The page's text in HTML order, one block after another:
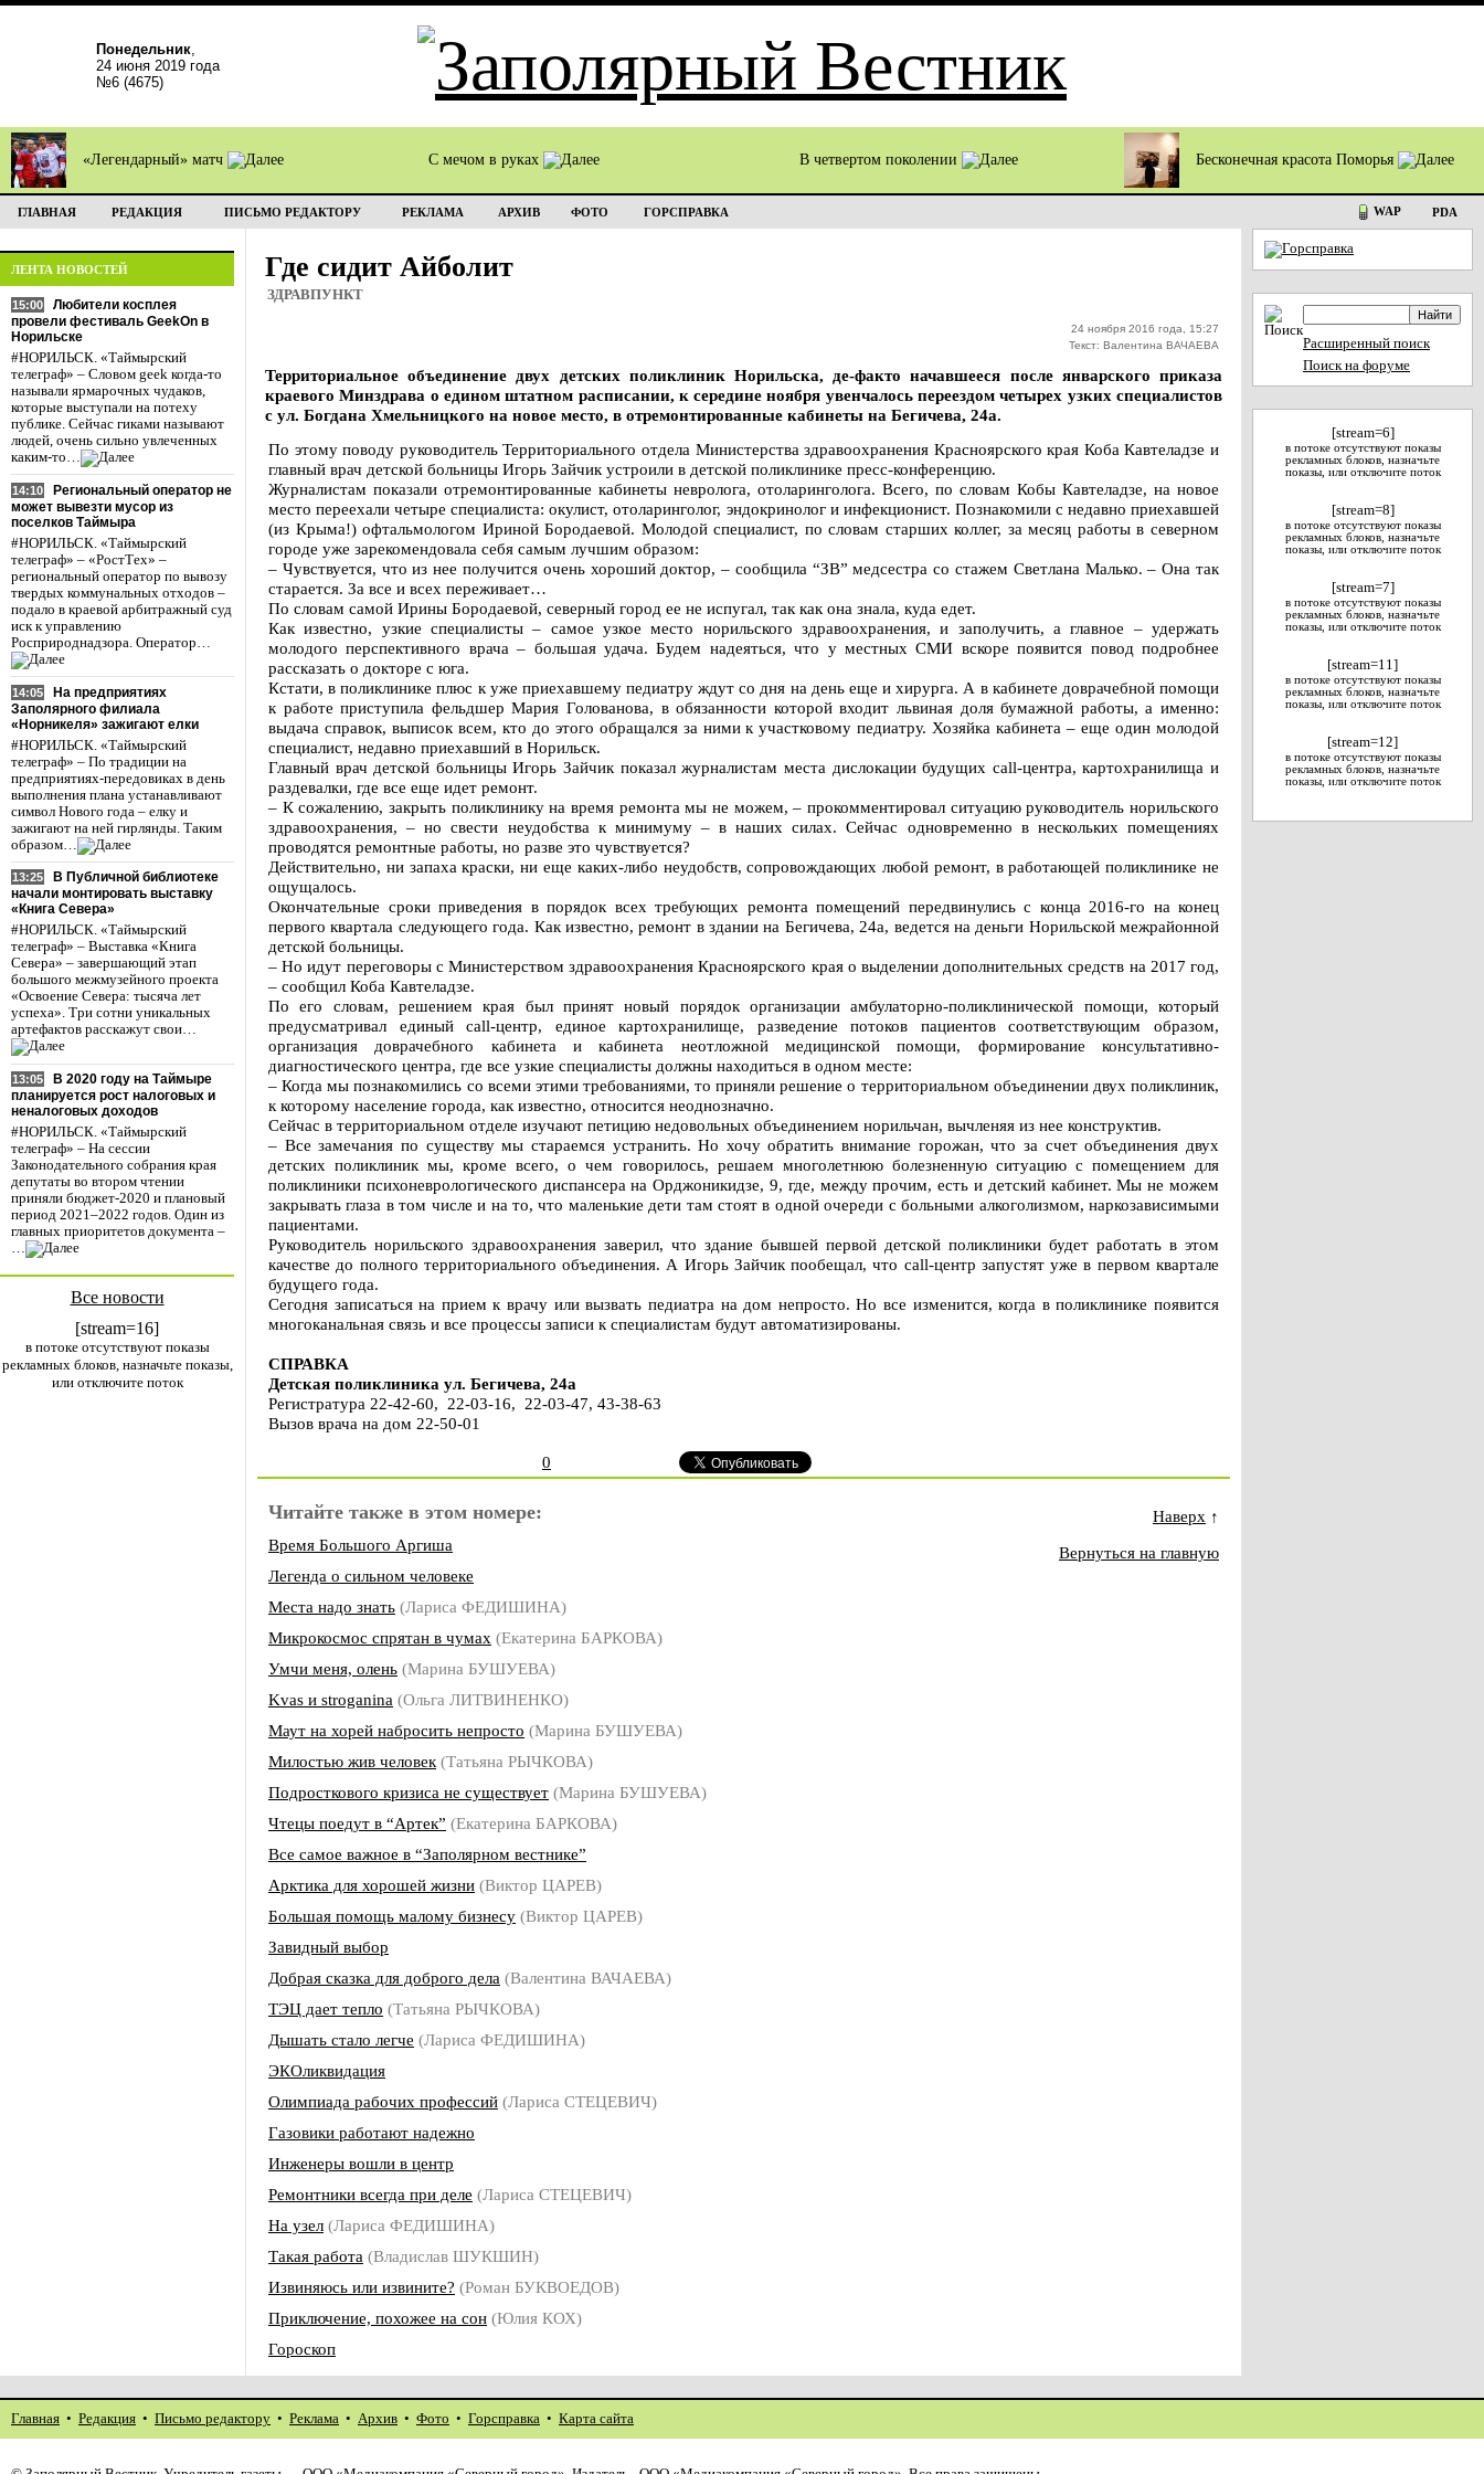
Понедельник,
24 июня 2019 года
№6 (4675)
«Легендарный» матч С мечом в руках В четвертом поколении Бесконечная красота Поморья
ГЛАВНАЯ РЕДАКЦИЯ ПИСЬМО РЕДАКТОРУ РЕКЛАМА АРХИВ ФОТО ГОРСПРАВКА WAP PDA
ЛЕНТА НОВОСТЕЙ
15:00
Любители косплея
провели фестиваль GeekOn в
Норильске
#НОРИЛЬСК. «Таймырский
телеграф» – Словом geek когда-то
называли ярмарочных чудаков,
которые выступали на потеху
публике. Сейчас гиками называют
людей, очень сильно увлеченных
каким-то…
14:10
Региональный оператор не
может вывезти мусор из
поселков Таймыра
#НОРИЛЬСК. «Таймырский
телеграф» – «РостТех» –
региональный оператор по вывозу
твердых коммунальных отходов –
подало в краевой арбитражный суд
иск к управлению
Росприроднадзора. Оператор…
14:05
На предприятиях
Заполярного филиала
«Норникеля» зажигают елки
#НОРИЛЬСК. «Таймырский
телеграф» – По традиции на
предприятиях-передовиках в день
выполнения плана устанавливают
символ Нового года – елку и
зажигают на ней гирлянды. Таким
образом…
13:25
В Публичной библиотеке
начали монтировать выставку
«Книга Севера»
#НОРИЛЬСК. «Таймырский
телеграф» – Выставка «Книга
Севера» – завершающий этап
большого межмузейного проекта
«Освоение Севера: тысяча лет
успеха». Три сотни уникальных
артефактов расскажут свои…
13:05
В 2020 году на Таймыре
планируется рост налоговых и
неналоговых доходов
#НОРИЛЬСК. «Таймырский
телеграф» – На сессии
Законодательного собрания края
депутаты во втором чтении
приняли бюджет-2020 и плановый
период 2021–2022 годов. Один из
главных приоритетов документа –
…
Все новости
[stream=16]
в потоке отсутствуют показы
рекламных блоков, назначьте показы,
или отключите поток
Где сидит Айболит
ЗДРАВПУНКТ
24 ноября 2016 года, 15:27
Текст: Валентина ВАЧАЕВА
Территориальное объединение двух детских поликлиник Норильска, де-факто начавшееся после январского приказа
краевого Минздрава о едином штатном расписании, к середине ноября увенчалось переездом четырех узких специалистов
с ул. Богдана Хмельницкого на новое место, в отремонтированные кабинеты на Бегичева, 24а.
По этому поводу руководитель Территориального отдела Министерства здравоохранения Красноярского края Коба Кавтеладзе и
главный врач детской больницы Игорь Зайчик устроили в детской поликлинике пресс-конференцию.
Журналистам показали отремонтированные кабинеты невролога, отоларинголога. Всего, по словам Кобы Кавтеладзе, на новое
место переехали четыре специалиста: окулист, отоларинголог, эндокринолог и инфекционист. Познакомили с недавно приехавшей
(из Крыма!) офтальмологом Ириной Бородаевой. Молодой специалист, по словам старших коллег, за месяц работы в северном
городе уже зарекомендовала себя самым лучшим образом:
– Чувствуется, что из нее получится очень хороший доктор, – сообщила “ЗВ” медсестра со стажем Светлана Малько. – Она так
старается. За все и всех переживает…
По словам самой Ирины Бородаевой, северный город ее не испугал, так как она знала, куда едет.
Как известно, узкие специалисты – самое узкое место норильского здравоохранения, и заполучить, а главное – удержать
молодого перспективного врача – большая удача. Будем надеяться, что у местных СМИ вскоре появится повод подробнее
рассказать о докторе с юга.
Кстати, в поликлинике плюс к уже приехавшему педиатру ждут со дня на день еще и хирурга. А в кабинете доврачебной помощи
к работе приступила фельдшер Мария Голованова, в обязанности которой входит львиная доля бумажной работы, а именно:
выдача справок, выписок всем, кто до этого обращался за ними к участковому педиатру. Хозяйка кабинета – еще один молодой
специалист, недавно приехавший в Норильск.
Главный врач детской больницы Игорь Зайчик показал журналистам места дислокации будущих call-центра, картохранилища и
раздевалки, где все еще идет ремонт.
– К сожалению, закрыть поликлинику на время ремонта мы не можем, – прокомментировал ситуацию руководитель норильского
здравоохранения, – но свести неудобства к минимуму – в наших силах. Сейчас одновременно в нескольких помещениях
проводятся ремонтные работы, но разве это чувствуется?
Действительно, ни запаха краски, ни еще каких-либо неудобств, сопровождающих любой ремонт, в работающей поликлинике не
ощущалось.
Окончательные сроки приведения в порядок всех требующих ремонта помещений передвинулись с конца 2016-го на конец
первого квартала следующего года. Как известно, ремонт в здании на Бегичева, 24а, ведется на деньги Норильской межрайонной
детской больницы.
– Но идут переговоры с Министерством здравоохранения Красноярского края о выделении дополнительных средств на 2017 год,
– сообщил Коба Кавтеладзе.
По его словам, решением края был принят новый порядок организации амбулаторно-поликлинической помощи, который
предусматривал единый call-центр, единое картохранилище, разведение потоков пациентов соответствующим образом,
организация доврачебного кабинета и кабинета неотложной медицинской помощи, формирование консультативно-
диагностического центра, где все узкие специалисты должны находиться в одном месте:
– Когда мы познакомились со всеми этими требованиями, то приняли решение о территориальном объединении двух поликлиник,
к которому население города, как известно, относится неоднозначно.
Сейчас в территориальном отделе изучают петицию недовольных объединением норильчан, вычленяя из нее конструктив.
– Все замечания по существу мы стараемся устранить. Но хочу обратить внимание горожан, что за счет объединения двух
детских поликлиник мы, кроме всего, о чем говорилось, решаем многолетнюю болезненную ситуацию с помещением для
поликлиники психоневрологического диспансера на Орджоникидзе, 9, где, между прочим, есть и детский кабинет. Мы не можем
закрывать глаза в том числе и на то, что маленькие дети там стоят в одной очереди с больными алкоголизмом, наркозависимыми
пациентами.
Руководитель норильского здравоохранения заверил, что здание бывшей первой детской поликлиники будет работать в этом
качестве до полного территориального объединения. А Игорь Зайчик пообещал, что call-центр запустят уже в первом квартале
будущего года.
Сегодня записаться на прием к врачу или вызвать педиатра на дом непросто. Но все изменится, когда в поликлинике появится
многоканальная связь и все процессы записи к специалистам будут автоматизированы.
СПРАВКА
Детская поликлиника ул. Бегичева, 24а
Регистратура 22-42-60, 22-03-16, 22-03-47, 43-38-63
Вызов врача на дом 22-50-01
0
Читайте также в этом номере:
Время Большого Аргиша
Легенда о сильном человеке
Места надо знать (Лариса ФЕДИШИНА)
Микрокосмос спрятан в чумах (Екатерина БАРКОВА)
Умчи меня, олень (Марина БУШУЕВА)
Kvas и stroganina (Ольга ЛИТВИНЕНКО)
Маут на хорей набросить непросто (Марина БУШУЕВА)
Милостью жив человек (Татьяна РЫЧКОВА)
Подросткового кризиса не существует (Марина БУШУЕВА)
Чтецы поедут в “Артек” (Екатерина БАРКОВА)
Все самое важное в “Заполярном вестнике”
Арктика для хорошей жизни (Виктор ЦАРЕВ)
Большая помощь малому бизнесу (Виктор ЦАРЕВ)
Завидный выбор
Добрая сказка для доброго дела (Валентина ВАЧАЕВА)
ТЭЦ дает тепло (Татьяна РЫЧКОВА)
Дышать стало легче (Лариса ФЕДИШИНА)
ЭКОликвидация
Олимпиада рабочих профессий (Лариса СТЕЦЕВИЧ)
Газовики работают надежно
Инженеры вошли в центр
Ремонтники всегда при деле (Лариса СТЕЦЕВИЧ)
На узел (Лариса ФЕДИШИНА)
Такая работа (Владислав ШУКШИН)
Извиняюсь или извините? (Роман БУКВОЕДОВ)
Приключение, похожее на сон (Юлия КОХ)
Гороскоп
Наверх ↑
Вернуться на главную
Расширенный поиск
Поиск на форуме
[stream=6]
в потоке отсутствуют показы
рекламных блоков, назначьте
показы, или отключите поток
[stream=8]
в потоке отсутствуют показы
рекламных блоков, назначьте
показы, или отключите поток
[stream=7]
в потоке отсутствуют показы
рекламных блоков, назначьте
показы, или отключите поток
[stream=11]
в потоке отсутствуют показы
рекламных блоков, назначьте
показы, или отключите поток
[stream=12]
в потоке отсутствуют показы
рекламных блоков, назначьте
показы, или отключите поток
Главная • Редакция • Письмо редактору • Реклама • Архив • Фото • Горсправка • Карта сайта